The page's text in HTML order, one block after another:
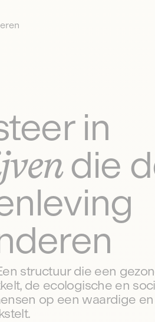
in
die
structuur die een
de ecologische en
op een waardige